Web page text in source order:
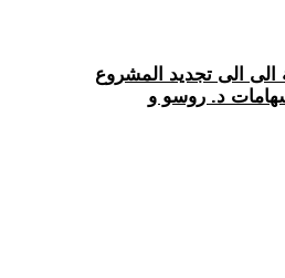
الى الى تجديد المشروع
د. روسو و